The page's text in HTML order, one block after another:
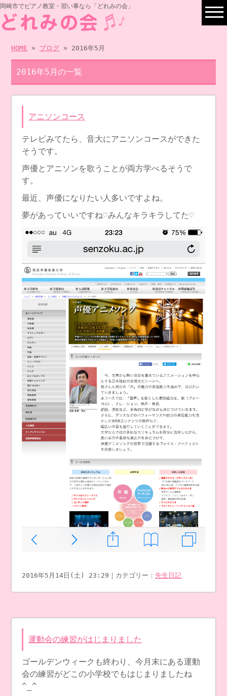
岡崎市でピアノ教室・習い事なら「どれみの会」
HOME » ブログ » 2016年5月
2016年5月の一覧
アニソンコース
テレビみてたら、音大にアニソンコースができた
そうです。
声優とアニソンを歌うことが両方学べるそうで
す。
最近、声優になりたい人多いですよね。
夢があっていいですね♡みんなキラキラしてた♡
2016年5月14日(土) 23:29｜カテゴリー：先生日記
運動会の練習がはじまりました
ゴールデンウィークも終わり、今月末にある運動
会の練習がどこの小学校でもはじまりましたね
^_^